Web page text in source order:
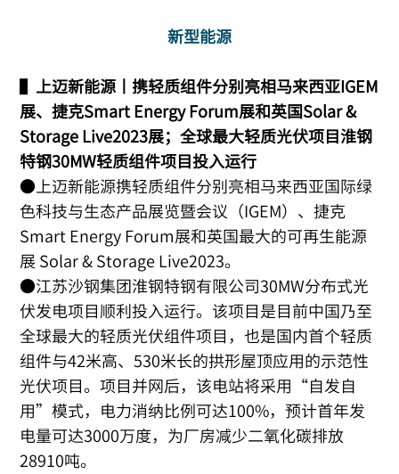
新型能源
▌ 上迈新能源丨携轻质组件分别亮相马来西亚IGEM
展、捷克Smart Energy Forum展和英国Solar &
Storage Live2023展；全球最大轻质光伏项目淮钢
特钢30MW轻质组件项目投入运行
●上迈新能源携轻质组件分别亮相马来西亚国际绿
色科技与生态产品展览暨会议（IGEM）、捷克
Smart Energy Forum展和英国最大的可再生能源
展 Solar & Storage Live2023。
●江苏沙钢集团淮钢特钢有限公司30MW分布式光
伏发电项目顺利投入运行。该项目是目前中国乃至
全球最大的轻质光伏组件项目，也是国内首个轻质
组件与42米高、530米长的拱形屋顶应用的示范性
光伏项目。项目并网后，该电站将采用“自发自
用”模式，电力消纳比例可达100%，预计首年发
电量可达3000万度，为厂房减少二氧化碳排放
28910吨。